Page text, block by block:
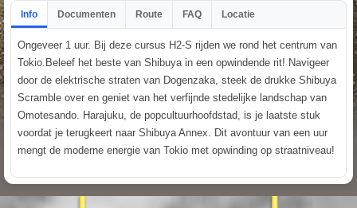
Info Documenten Route FAQ Locatie
Ongeveer 1 uur. Bij deze cursus H2-S rijden we rond het centrum van
Tokio.Beleef het beste van Shibuya in een opwindende rit! Navigeer
door de elektrische straten van Dogenzaka, steek de drukke Shibuya
Scramble over en geniet van het verfijnde stedelijke landschap van
Omotesando. Harajuku, de popcultuurhoofdstad, is je laatste stuk
voordat je terugkeert naar Shibuya Annex. Dit avontuur van een uur
mengt de moderne energie van Tokio met opwinding op straatniveau!